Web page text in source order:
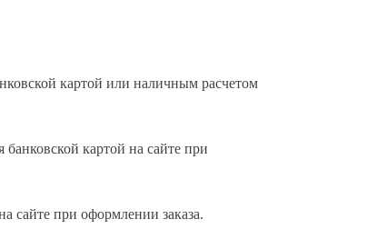
картой или наличным расчетом
банковской картой на сайте при
сайте при оформлении заказа.